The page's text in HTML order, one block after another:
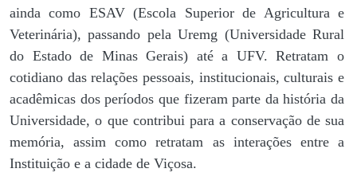
ainda como ESAV (Escola Superior de Agricultura e
Veterinária), passando pela Uremg (Universidade Rural
do Estado de Minas Gerais) até a UFV. Retratam o
cotidiano das relações pessoais, institucionais, culturais e
acadêmicas dos períodos que fizeram parte da história da
Universidade, o que contribui para a conservação de sua
memória, assim como retratam as interações entre a
Instituição e a cidade de Viçosa.